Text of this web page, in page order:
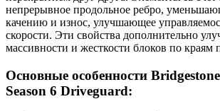
непрерывное продольное ребро,
качению и износ, улучшающее
скорости. Эти свойства дополнительно
массивности и жесткости блоков по краям
Основные особенности
Season 6 Driveguard: